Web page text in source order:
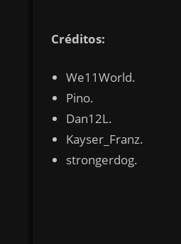
Créditos:
We11World.
Pino.
Dan12L.
Kayser_Franz.
strongerdog.